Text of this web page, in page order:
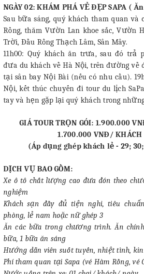
NGÀY 02: KHÁM PHÁ VẺ ĐẸP SAPA (
Sau bữa sáng, quý khách tham quan và
Rồng, thăm Vườn Lan khoe sắc, Vườn
Trời, Đầu Rồng Thạch Lâm, Sân Mây.
11h00: Quý khách ăn trưa, sau đó trả
đưa du khách về Hà Nội, trên đường về
tại sân bay Nội Bài (nếu có nhu cầu).
Nội, kết thúc chuyến đi tour du lịch
tay và hẹn gặp lại quý khách trong
GIÁ TOUR TRỌN GÓI: 1.900.000
1.700.000 VNĐ/
(Áp dụng ghép khách lẻ - 29;
DỊCH VỤ BAO GỒM:
Xe ô tô chất lượng cao đưa đón theo
nghiệm
Khách sạn đầy đủ tiện nghi, tiêu
phòng, lẻ nam hoặc nữ ghép 3
Ăn các bữa trong chương trình. Ăn
bữa, 1 bữa ăn sáng
Hướng dẫn viên suốt tuyến, nhiệt tình,
Phí tham quan tại Sapa (vé Hàm Rồng, vé